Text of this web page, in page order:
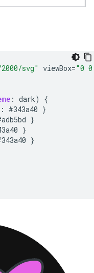
svg" viewBox="0 0
: dark)
{
: #343a40 }
}
}
}